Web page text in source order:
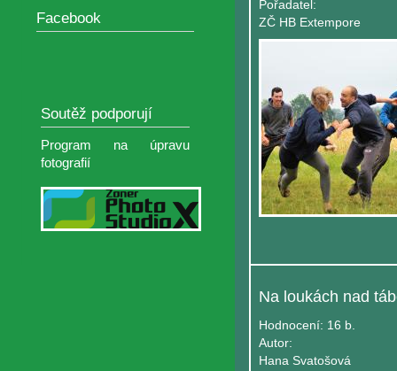
Facebook
Soutěž podporují
Program na úpravu
fotografií
Pořadatel:
ZČ HB Extempore
Hodnocení: 16 b.
Autor:
Hana Svatošová